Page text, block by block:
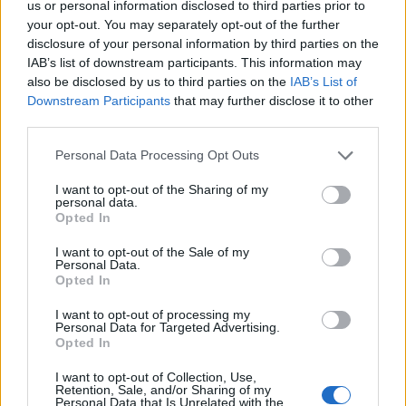
us or personal information disclosed to third parties prior to
your opt-out. You may separately opt-out of the further
disclosure of your personal information by third parties on the
IAB’s list of downstream participants. This information may
also be disclosed by us to third parties on the IAB’s List of
Downstream Participants that may further disclose it to other
Personal Data Processing Opt Outs
I want to opt-out of the Sharing of my
personal data.
Opted In
I want to opt-out of the Sale of my
Personal Data.
Opted In
I want to opt-out of processing my
Personal Data for Targeted Advertising.
Opted In
I want to opt-out of Collection, Use,
Retention, Sale, and/or Sharing of my
Personal Data that Is Unrelated with the
15:54
Αττικόν: Εκτός λειτουργίας και οι δύο αξονικοί
τομογράφοι
15:48
σχολείο
«Του χρόνου σχεδιάζουμε να επιστρέψουμε στην
Κρήτη», μετά τη φωτιά στο νότιο Ρέθυμνο
Θερινές εκπτώσεις: Χαμηλότερος ο τζίρος – Αυξημένες
οι πιέσεις από το ηλεκτρονικό εμπόριο
15:29
βοήθειες κοντά στο φαράγγι του Τράφουλα